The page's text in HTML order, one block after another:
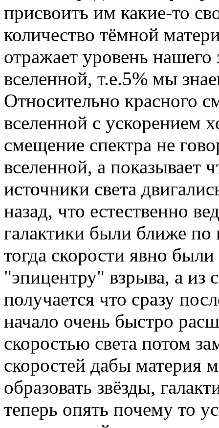
присвоить им какие-то
количество тёмной
отражает уровень
вселенной, т.е.5% мы
Относительно красного
вселенной с ускорением
смещение спектра не
вселенной, а показывает
источники света
назад, что естественно
галактики были ближе
тогда скорости явно
"эпицентру" взрыва, а из
получается что сразу
начало очень быстро
скоростью света потом
скоростей дабы материя
образовать звёзды,
теперь опять почему то